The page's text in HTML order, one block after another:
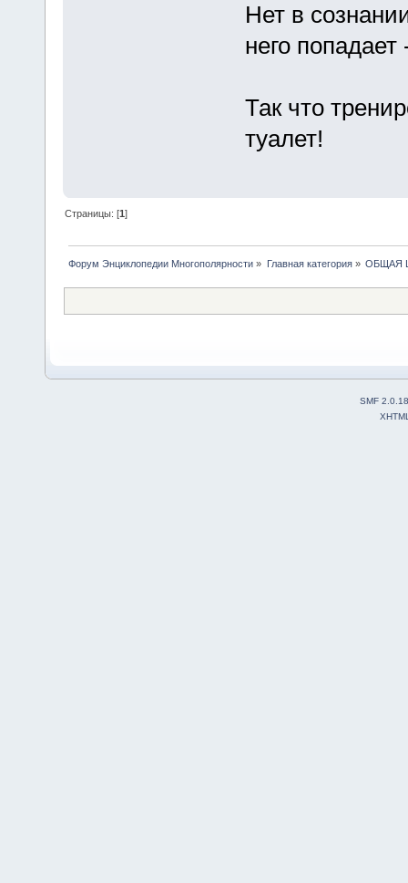
Нет в
него
Так что
туалет!
Страницы: [1]
Форум Энциклопедии Многополярности » Главная категория» ОБЩАЯ
SMF 2.0.18